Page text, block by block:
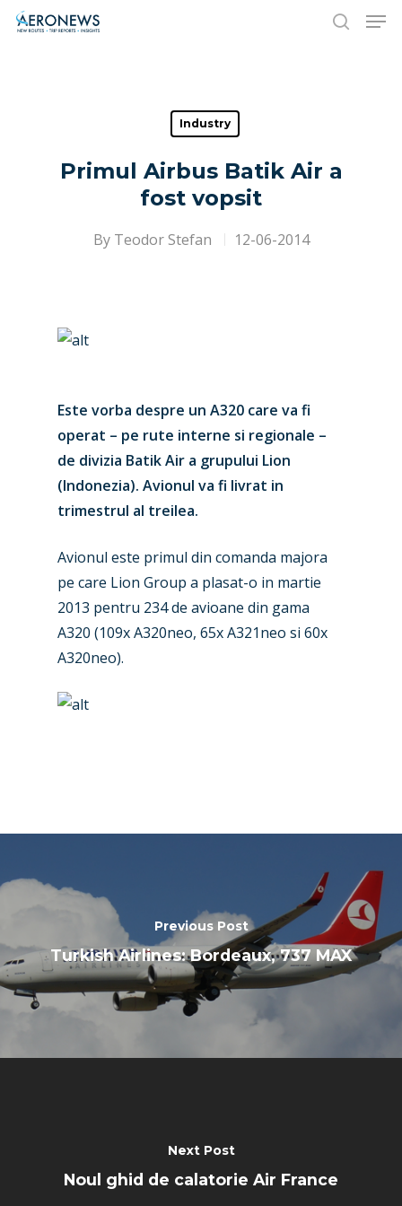
Hit enter to search or ESC to close
Industry
Primul Airbus Batik Air a
fost vopsit
By Teodor Stefan 12-06-2014
Este vorba despre un A320 care va fi
operat – pe rute interne si regionale –
de divizia Batik Air a grupului Lion
(Indonezia). Avionul va fi livrat in
trimestrul al treilea.
Avionul este primul din comanda majora
pe care Lion Group a plasat-o in martie
2013 pentru 234 de avioane din gama
A320 (109x A320neo, 65x A321neo si 60x
A320neo).
Previous Post
Turkish Airlines: Bordeaux, 737 MAX
Next Post
Noul ghid de calatorie Air France
New Routes
Industry
Accidents / Incidents
Airshows
Paris 2019
Jobs